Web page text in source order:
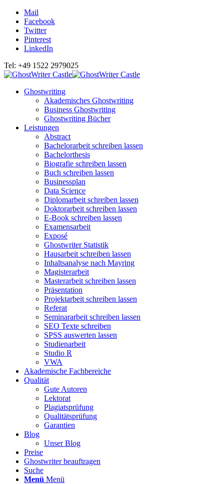
Mail
Facebook
Twitter
Pinterest
LinkedIn
Tel: +49 1522 2979025
Ghostwriting
Akademisches Ghostwriting
Business Ghostwriting
Ghostwriting Bücher
Leistungen
Abstract
Bachelorarbeit schreiben lassen
Bachelorthesis
Biografie schreiben lassen
Buch schreiben lassen
Businessplan
Data Science
Diplomarbeit schreiben lassen
Doktorarbeit schreiben lassen
E-Book schreiben lassen
Examensarbeit
Exposé
Ghostwriter Statistik
Hausarbeit schreiben lassen
Inhaltsanalyse nach Mayring
Magisterarbeit
Masterarbeit schreiben lassen
Präsentation
Projektarbeit schreiben lassen
Referat
Seminararbeit schreiben lassen
SEO Texte schreiben
SPSS auswerten lassen
Studienarbeit
Studio R
VWA
Akademische Fachbereiche
Qualität
Gute Autoren
Lektorat
Plagiatsprüfung
Qualitätsprüfung
Garantien
Blog
Unser Blog
Preise
Ghostwriter beauftragen
Suche
Menü Menü